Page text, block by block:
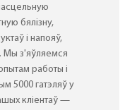
бялізну,
і напояў,
Мы з'яўляемся
работы і
5000 гатэляў у
кліентаў —